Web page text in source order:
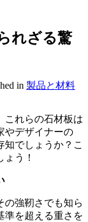
れざる驚
in 製品と材料
これらの石材板は
やデザイナーの
知でしょうか？こ
う！
の強靭さでも知ら
準を超える重さを